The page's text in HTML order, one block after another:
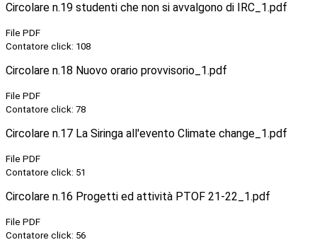
Circolare n.19 studenti che non si avvalgono di IRC_1.pdf
File PDF
Contatore click: 108
Circolare n.18 Nuovo orario provvisorio_1.pdf
File PDF
Contatore click: 78
Circolare n.17 La Siringa all'evento Climate change_1.pdf
File PDF
Contatore click: 51
Circolare n.16 Progetti ed attività PTOF 21-22_1.pdf
File PDF
Contatore click: 56